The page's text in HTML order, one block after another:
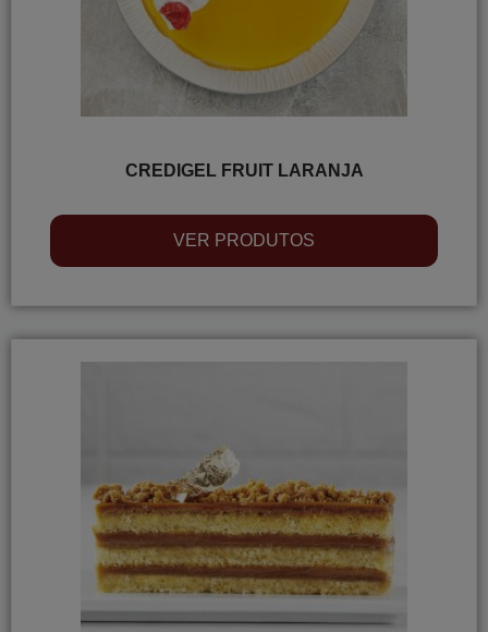
CREDIGEL FRUIT LARANJA
VER PRODUTOS